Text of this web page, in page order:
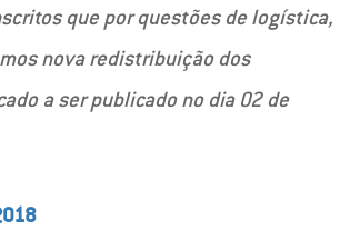
que por questões de logística,
nova redistribuição dos
a ser publicado no dia 02 de